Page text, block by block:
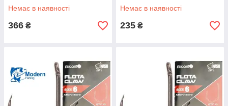
Немає в наявності
366 ₴
Немає в наявності
235 ₴